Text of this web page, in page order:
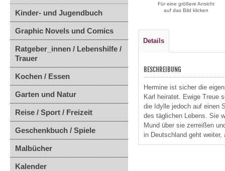
Kinder- und Jugendbuch
Graphic Novels und Comics
Ratgeber_innen / Lebenshilfe /
Trauer
Kochen / Essen
Garten und Natur
Reise / Sport / Freizeit
Geschenkbuch / Spiele
Malbücher
Kalender
Für eine größere Ansicht
auf das Bild klicken
Details
BESCHREIBUNG
Hermine ist sicher die
Karl heiratet. Ewige Treue
die Idylle jedoch auf einen
des täglichen Lebens. Sie
Mund über sie zerreißen
in Deutschland geht weiter,